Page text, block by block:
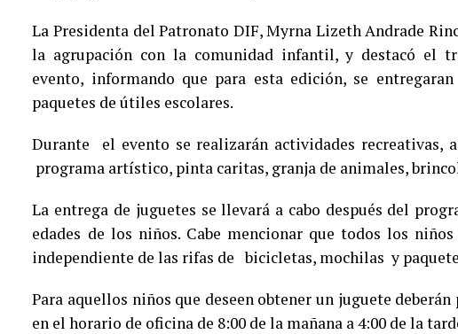
La Presidenta del Patronato DIF, Myrna Lizeth Andrade
la agrupación con la comunidad infantil, y destacó el
evento, informando que para esta edición, se
paquetes de útiles escolares.
Durante el evento se realizarán actividades recreativas,
programa artístico, pinta caritas, granja de animales,
La entrega de juguetes se llevará a cabo después del
edades de los niños. Cabe mencionar que todos los
independiente de las rifas de bicicletas, mochilas y
Para aquellos niños que deseen obtener un juguete
en el horario de oficina de 8:00 de la mañana a 4:00 de la